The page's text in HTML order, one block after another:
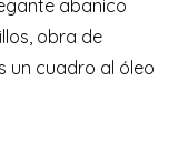
abanico
obra de
un cuadro al óleo